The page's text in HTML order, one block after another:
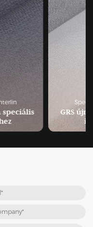
Speciális Interlin
GRS újrahasznosított
interlin